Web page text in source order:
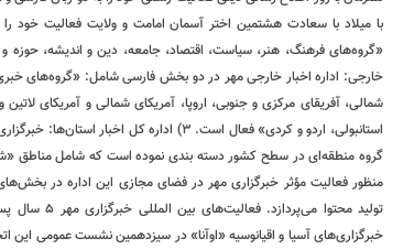
خارجی: اداره اخبار خارجی مهر در دو بخش فارسی شامل: «گروه‌های خبری
شمالی، آفریقای مرکزی و جنوبی، اروپا، آمریکای شمالی و آمریکای
منظور فعالیت مؤثر خبرگزاری مهر در فضای مجازی این اداره در
خبرگزاری‌های آسیا و اقیانوسیه «اوآنا» در سیزدهمین نشست عمومی این